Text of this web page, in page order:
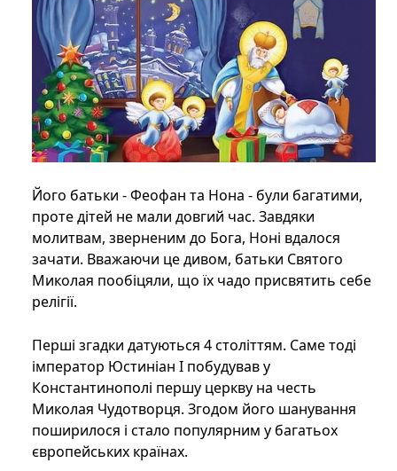
Його батьки - Феофан та Нона - були багатими,
проте дітей не мали довгий час. Завдяки
молитвам, зверненим до Бога, Ноні вдалося
зачати. Вважаючи це дивом, батьки Святого
Миколая пообіцяли, що їх чадо присвятить себе
релігії.
Перші згадки датуються 4 століттям. Саме тоді
імператор Юстиніан I побудував у
Константинополі першу церкву на честь
Миколая Чудотворця. Згодом його шанування
поширилося і стало популярним у багатьох
європейських країнах.